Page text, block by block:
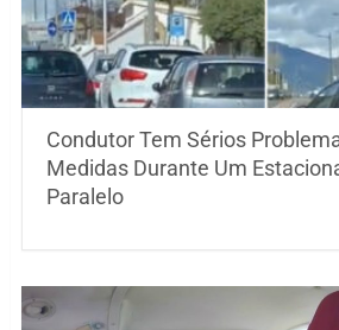
Condutor Tem Sérios
Medidas Durante Um
Paralelo